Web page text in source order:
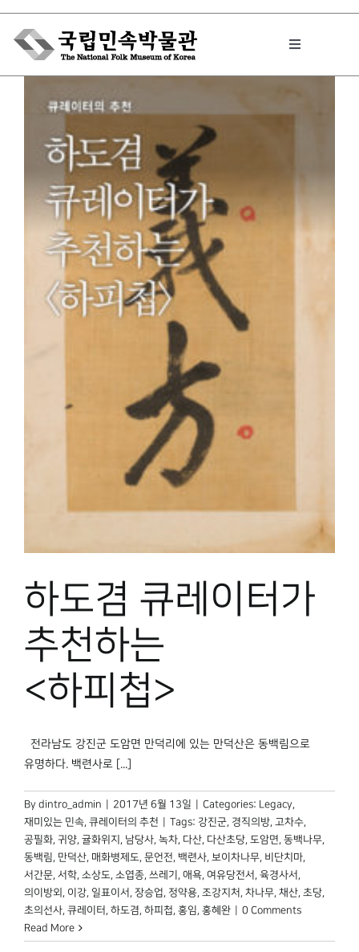
Skip
content
Toggle
박물관에서는
민속이야기
민속 인사이드
원문보기 PDF
하도겸 큐레이터가
추천하는
<하피첩>
전라남도 강진군 도암면 만덕리에 있는 만덕산은 동백림으로
유명하다. 백련사로 [...]
By dintro_admin 2017년 6월 13일 Categories: Legacy,
재미있는 민속, 큐레이터의 추천 Tags: 강진군, 경직의방, 고차수,
공필화, 귀양, 귤화위지 , 남당사, 녹차, 다산, 다산초당, 도암면, 동백나무,
동백림, 만덕산, 매화병제도, 문언전, 백련사, 보이차나무, 비단치마,
서간문, 서학, 소상도, 소엽종, 쓰레기 , 애욕, 여유당전서 , 육경사서 ,
의이방외 , 이강, 일표이서 , 장승업, 정약용, 조강지처 , 차나무, 채산, 초당,
초의선사, 큐레이터 , 하도겸, 하피첩, 홍임, 홍혜완
0 Comments
Read More